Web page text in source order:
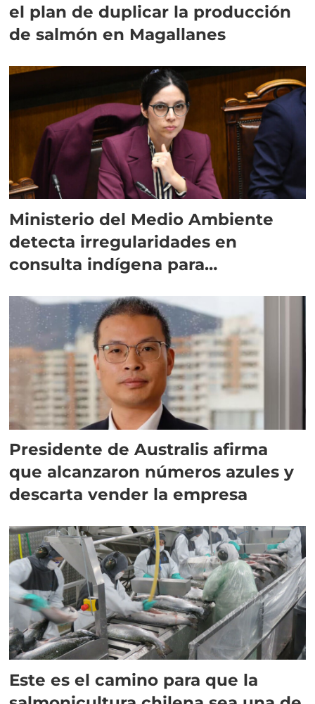
el plan de duplicar la producción
de salmón en Magallanes
Ministerio del Medio Ambiente
detecta irregularidades en
consulta indígena para
Presidente de Australis afirma
que alcanzaron números azules y
descarta vender la empresa
Este es el camino para que la